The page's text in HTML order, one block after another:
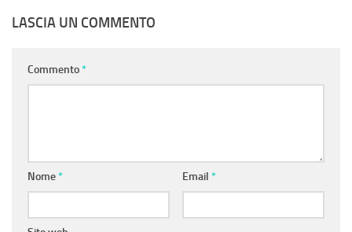
LASCIA UN COMMENTO
Commento*
Nome* Email *